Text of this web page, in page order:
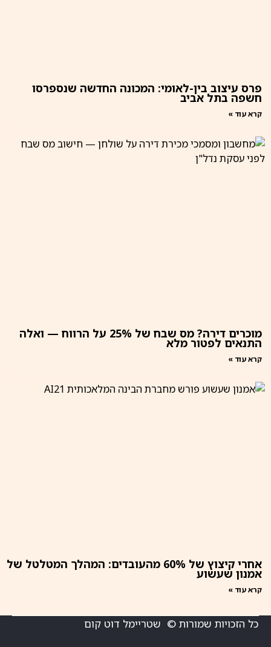
פרס עיצוב בין-לאומי: המכונה החדשה שנספרסו
חשפה בתל אביב
קרא עוד »
מוכרים דירה? מס שבח של 25% על הרווח — ואלה
התנאים לפטור מלא
קרא עוד »
אחרי קיצוץ של 60% מהעובדים: המהלך המטלטל של
אמנון שעשוע
קרא עוד »
כל הזכויות שמורות © שטריימל דוט קום